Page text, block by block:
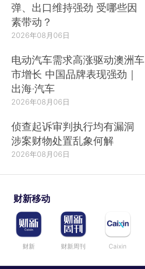
弹、出口维持强劲 受哪些因
素带动？
2026年08月06日
电动汽车需求高涨驱动澳洲车
市增长 中国品牌表现强劲｜
出海·汽车
2026年08月06日
侦查起诉审判执行均有漏洞
涉案财物处置乱象何解
2026年08月06日
财新移动
财新 财新周刊 Caixin